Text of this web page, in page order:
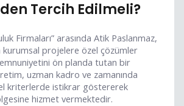
Tercih Edilmeli?
Firmaları” arasında Atik Paslanmaz,
kurumsal projelere özel çözümler
ön planda tutan bir
uzman kadro ve zamanında
kriterlerde istikrar göstererek
hizmet vermektedir.